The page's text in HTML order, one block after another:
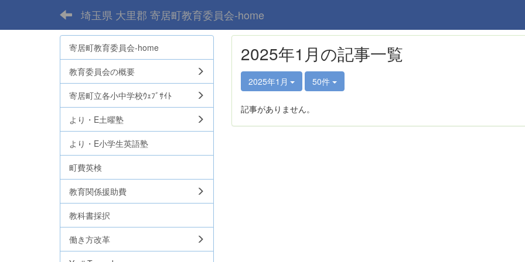
埼玉県 大里郡 寄居町教育委員会-home
2025年1月の記事一覧
2025年1月 50件
記事がありません。
寄居町教育委員会-home
教育委員会の概要
寄居町立各小中学校ｳｪﾌﾞｻｲﾄ
より・E土曜塾
より・E小学生英語塾
町費英検
教育関係援助費
教科書採択
働き方改革